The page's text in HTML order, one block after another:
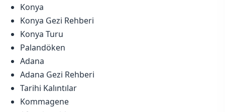
Konya
Konya Gezi Rehberi
Konya Turu
Palandöken
Adana
Adana Gezi Rehberi
Tarihi Kalıntılar
Kommagene